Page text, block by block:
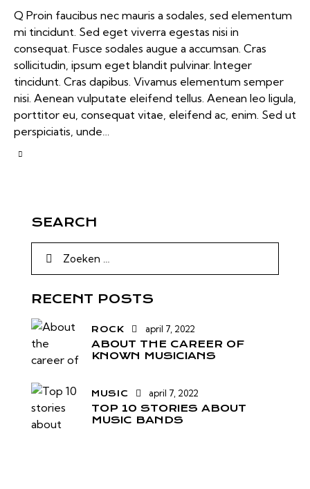
Q Proin faucibus nec mauris a sodales, sed elementum
mi tincidunt. Sed eget viverra egestas nisi in
consequat. Fusce sodales augue a accumsan. Cras
sollicitudin, ipsum eget blandit pulvinar. Integer
tincidunt. Cras dapibus. Vivamus elementum semper
nisi. Aenean vulputate eleifend tellus. Aenean leo ligula,
porttitor eu, consequat vitae, eleifend ac, enim. Sed ut
perspiciatis, unde…
SEARCH
RECENT POSTS
ROCK april 7, 2022
ABOUT THE CAREER OF
KNOWN MUSICIANS
MUSIC april 7, 2022
TOP 10 STORIES ABOUT
MUSIC BANDS